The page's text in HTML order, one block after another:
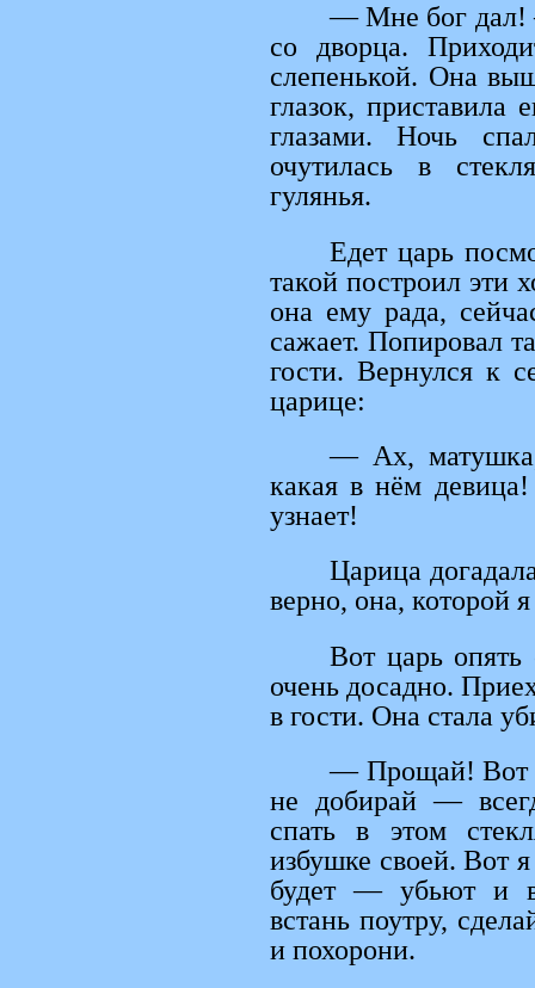
— Мне бог дал!
со дворца.
слепенькой. Она
глазок,
глазами. Ночь
очутилась в
гулянья.
Едет царь
такой построил эти
она ему рада,
сажает. Попировал
гости. Вернулся к
царице:
— Ах,
какая в нём
узнает!
Царица
верно, она, которой
Вот царь опять
очень досадно.
в гости. Она стала
— Прощай! Вот
не добирай —
спать в этом
избушке своей. Вот
будет — убьют и в
встань поутру,
и похорони.